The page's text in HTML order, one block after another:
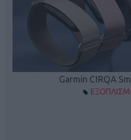
Garmin CIRQA